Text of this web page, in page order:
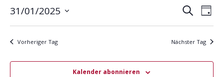
31,
2025 Suche
Suche
Tag
31/01/2025
Vorheriger Tag Nächster Tag
Kalender abonnieren